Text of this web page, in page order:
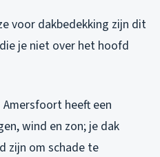
voor dakbedekking zijn dit
je niet over het hoofd
Amersfoort heeft een
wind en zon; je dak
zijn om schade te